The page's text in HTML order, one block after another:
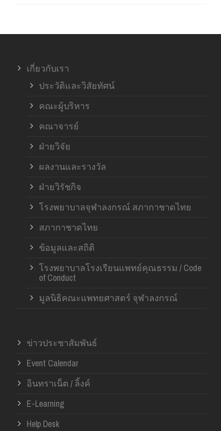
เกี่ยวกับเรา
ประวัติและวิสัยทัศน์
คณะผู้บริหาร
คณาจารย์
ฝ่ายวิจัย
ผลงานและรางวัล
ฝ่ายวิรัชกิจ
โรงพยาบาลจุฬาลงกรณ์ สภากาชาดไทย
สภากาชาดไทย
ข้อมูลและสถิติ
โรงพยาบาลโรงเรียนแพทย์คุณธรรม / Code
of Conduct
มูลนิธิคณะแพทยศาสตร์ จุฬาลงกรณ์
ข่าวประชาสัมพันธ์
Event Calendar
อินทราเน็ต / ลิ้งค์
E-Learning
Help Desk